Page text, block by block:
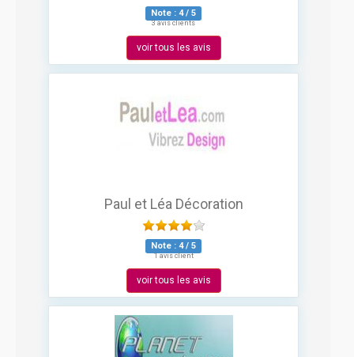
Note : 4/ 5
3 avis clients
voir tous les avis
Paul et Léa Décoration
Note : 4/ 5
1 avis client
voir tous les avis